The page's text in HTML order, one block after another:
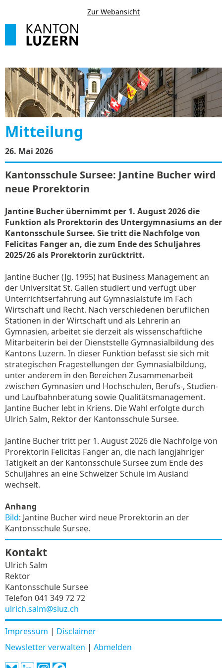
Zur Webansicht
Mitteilung
26. Mai 2026
Kantonsschule Sursee: Jantine Bucher wird
neue Prorektorin
Jantine Bucher übernimmt per 1. August 2026 die
Funktion als Prorektorin des Untergymnasiums an der
Kantonsschule Sursee. Sie tritt die Nachfolge von
Felicitas Fanger an, die zum Ende des Schuljahres
2025/26 als Prorektorin zurücktritt.
Jantine Bucher (Jg. 1995) hat Business Management an
der Universität St. Gallen studiert und verfügt über
Unterrichtserfahrung auf Gymnasialstufe im Fach
Wirtschaft und Recht. Nach verschiedenen beruflichen
Stationen in der Wirtschaft und als Lehrerin an
Gymnasien, arbeitet sie derzeit als wissenschaftliche
Mitarbeiterin bei der Dienststelle Gymnasialbildung des
Kantons Luzern. In dieser Funktion befasst sie sich mit
strategischen Fragestellungen der Gymnasialbildung,
unter anderem in den Bereichen Zusammenarbeit
zwischen Gymnasien und Hochschulen, Berufs-, Studien-
und Laufbahnberatung sowie Qualitätsmanagement.
Jantine Bucher lebt in Kriens. Die Wahl erfolgte durch
Ulrich Salm, Rektor der Kantonsschule Sursee.
Jantine Bucher tritt per 1. August 2026 die Nachfolge von
Prorektorin Felicitas Fanger an, die nach langjähriger
Tätigkeit an der Kantonsschule Sursee zum Ende des
Schuljahres an eine Schweizer Schule im Ausland
wechselt.
Anhang
Bild: Jantine Bucher wird neue Prorektorin an der
Kantonsschule Sursee.
Kontakt
Ulrich Salm
Rektor
Kantonsschule Sursee
Telefon 041 349 72 72
ulrich.salm@sluz.ch
Impressum | Disclaimer
Newsletter verwalten | Abmelden